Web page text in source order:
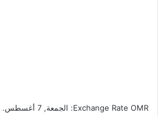
Exchange Rate OMR : الجمعة, 7 أغسطس.